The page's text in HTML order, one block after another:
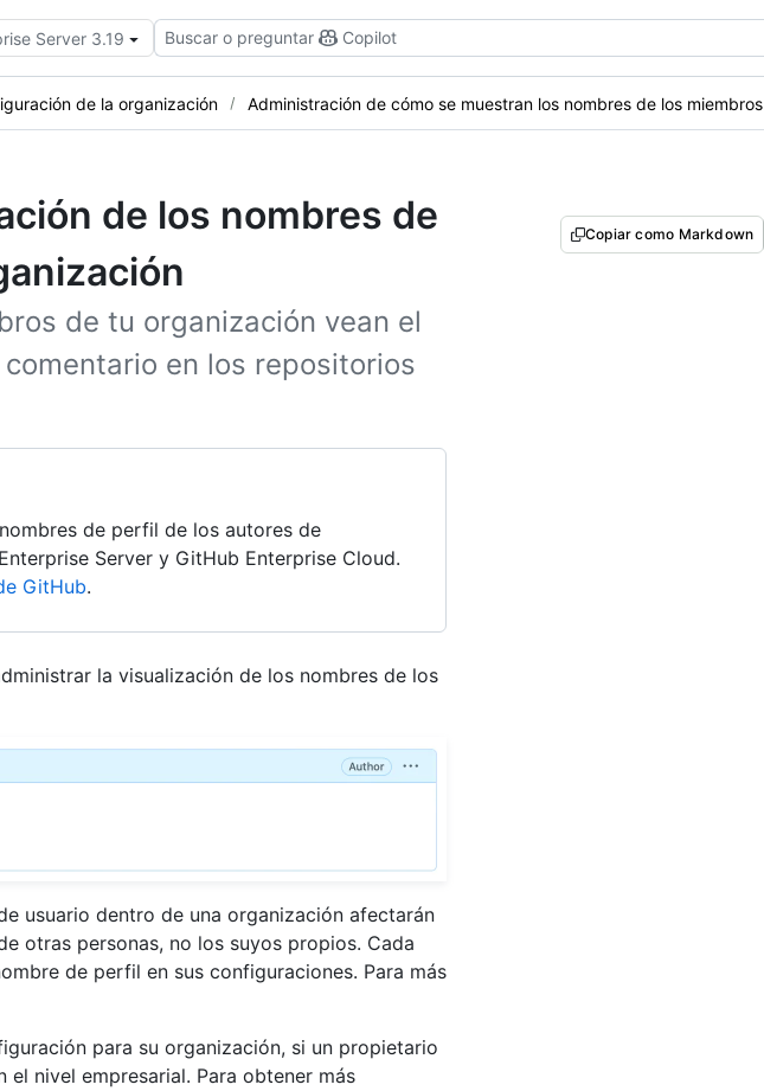
Server 3.19 Buscar o preguntar Copilot
de la organización Administración de cómo se muestran los nombres de los miembros
de los nombres de
de tu organización vean el
en los repositorios
de perfil de los autores de
Server y GitHub Enterprise Cloud.
GitHub.
Copiar como Markdown
la visualización de los nombres de los
usuario dentro de una organización afectarán
otras personas, no los suyos propios. Cada
de perfil en sus configuraciones. Para más
para su organización, si un propietario
nivel empresarial. Para obtener más